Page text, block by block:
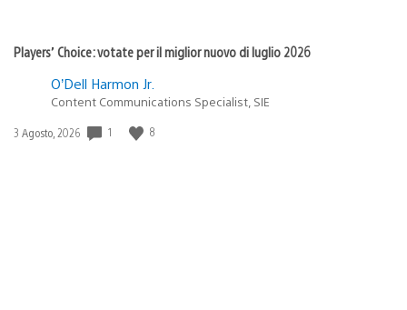
Players’ Choice: votate per il miglior nuovo di luglio 2026
O’Dell Harmon Jr.
Content Communications Specialist, SIE
Data
3 Agosto, 2026 1 8